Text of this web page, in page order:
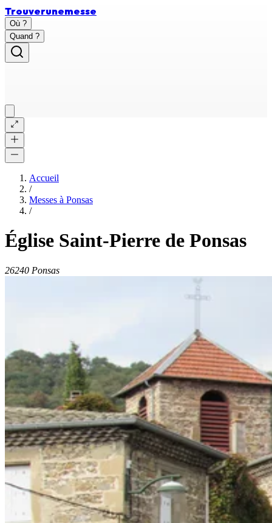
Trouverunemesse
Où ?
Quand ?
Accueil
/
Messes à Ponsas
/
Église Saint-Pierre de Ponsas
26240 Ponsas